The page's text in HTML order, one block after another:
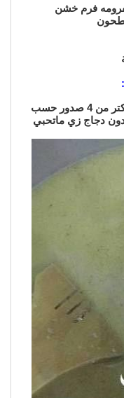
فرم خشن
اسلقي صدور الدجاج وممكن تحطي اكتر من 4 صدور حسب
دجاج زي ماتحبي